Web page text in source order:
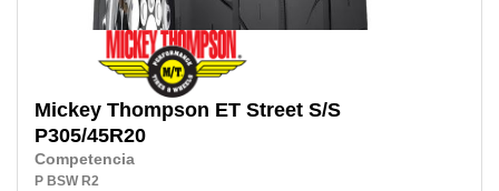
Mickey Thompson ET Street S/S
P305/45R20
Competencia
P BSW R2